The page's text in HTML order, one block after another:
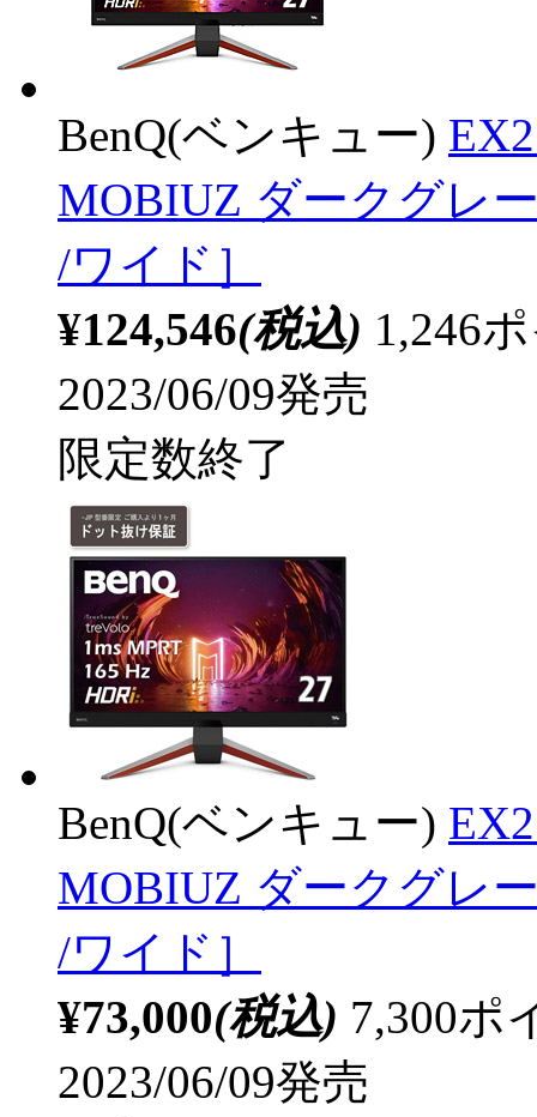
BenQ(ベンキュー)
MOBIUZ ダークグレ
/ワイド］
¥124,546(税込) 1,246
2023/06/09発売
限定数終了
BenQ(ベンキュー)
MOBIUZ ダークグレ
/ワイド］
¥73,000(税込) 7,300ポ
2023/06/09発売